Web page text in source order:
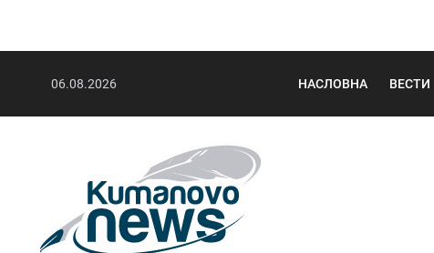
06.08.2026 НАСЛОВНА ВЕСТИ